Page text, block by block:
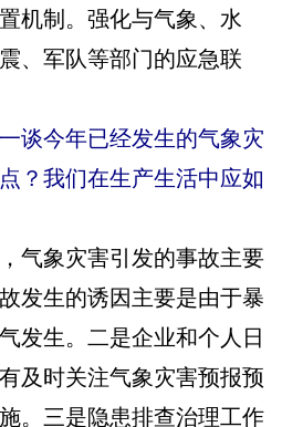
机制。强化与气象、水
、军队等部门的应急联
谈今年已经发生的气象灾
？我们在生产生活中应如
气象灾害引发的事故主要
发生的诱因主要是由于暴
发生。二是企业和个人日
及时关注气象灾害预报预
。三是隐患排查治理工作